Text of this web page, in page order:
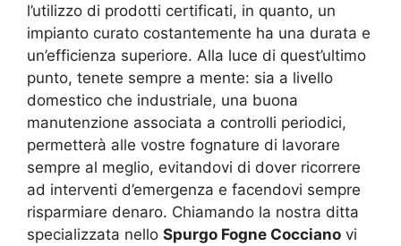
l’utilizzo di prodotti certificati, in quanto, un
impianto curato costantemente ha una durata e
un’efficienza superiore. Alla luce di quest’ultimo
punto, tenete sempre a mente: sia a livello
domestico che industriale, una buona
manutenzione associata a controlli periodici,
permetterà alle vostre fognature di lavorare
sempre al meglio, evitandovi di dover ricorrere
ad interventi d’emergenza e facendovi sempre
risparmiare denaro. Chiamando la nostra ditta
specializzata nello Spurgo Fogne Cocciano vi